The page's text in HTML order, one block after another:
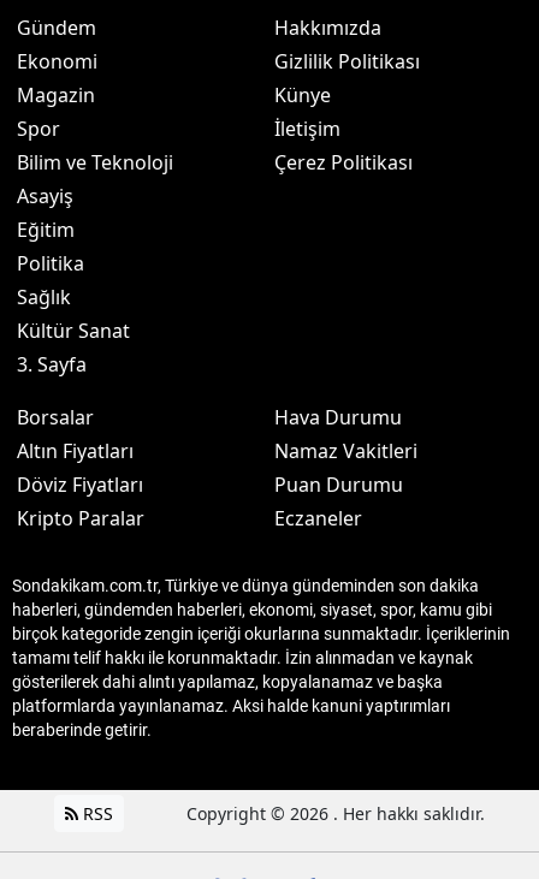
Gündem
Ekonomi
Magazin
Spor
Bilim ve Teknoloji
Asayiş
Eğitim
Politika
Sağlık
Kültür Sanat
3. Sayfa
Hakkımızda
Gizlilik Politikası
Künye
İletişim
Çerez Politikası
Borsalar
Altın Fiyatları
Döviz Fiyatları
Kripto Paralar
Hava Durumu
Namaz Vakitleri
Puan Durumu
Eczaneler
Sondakikam.com.tr, Türkiye ve dünya gündeminden son dakika
haberleri, gündemden haberleri, ekonomi, siyaset, spor, kamu gibi
birçok kategoride zengin içeriği okurlarına sunmaktadır. İçeriklerinin
tamamı telif hakkı ile korunmaktadır. İzin alınmadan ve kaynak
gösterilerek dahi alıntı yapılamaz, kopyalanamaz ve başka
platformlarda yayınlanamaz. Aksi halde kanuni yaptırımları
beraberinde getirir.
RSS Copyright © 2026 . Her hakkı saklıdır.